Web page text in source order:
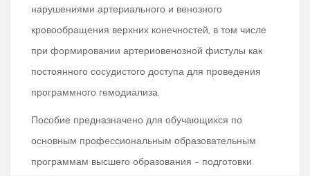
нарушениями артериального и венозного
кровообращения верхних конечностей, в том числе
при формировании артериовенозной фистулы как
постоянного сосудистого доступа для проведения
программного гемодиализа.
Пособие предназначено для обучающихся по
основным профессиональным образовательным
программам высшего образования – подготовки